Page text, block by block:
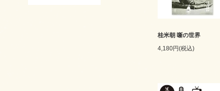
桂米朝 噺の世界
4,180円(税込)